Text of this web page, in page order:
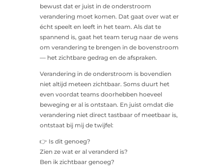
bewust dat er juist in de onderstroom
verandering moet komen. Dat gaat over wat er
écht speelt en leeft in het team. Als dat te
spannend is, gaat het team terug naar de wens
om verandering te brengen in de bovenstroom
— het zichtbare gedrag en de afspraken.
Verandering in de onderstroom is bovendien
niet altijd meteen zichtbaar. Soms duurt het
even voordat teams doorhebben hoeveel
beweging er al is ontstaan. En juist omdat die
verandering niet direct tastbaar of meetbaar is,
ontstaat bij mij de twijfel:
👉 Is dit genoeg?
Zien ze wat er al veranderd is?
Ben ik zichtbaar genoeg?